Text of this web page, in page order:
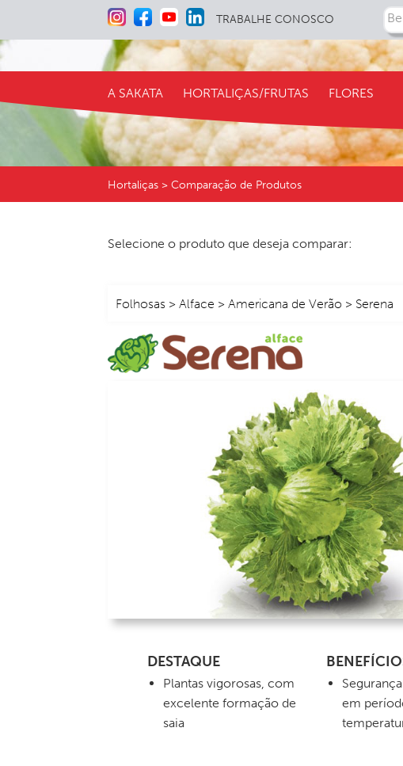
TRABALHE CONOSCO
A SAKATA HORTALIÇAS/FRUTAS FLORES
Hortaliças > Comparação de Produtos
Selecione o produto que deseja comparar:
DESTAQUE
Plantas vigorosas, com
excelente formação de
saia
em